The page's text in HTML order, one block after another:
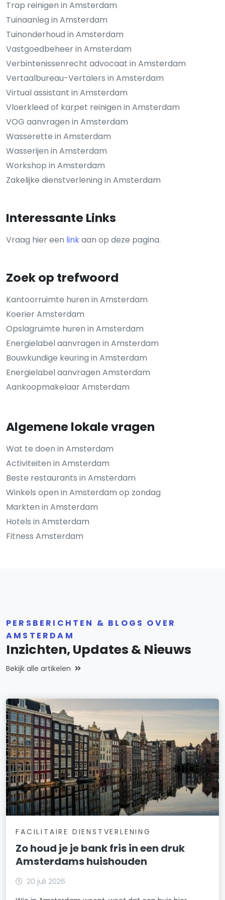
Trap reinigen in Amsterdam
Tuinaanleg in Amsterdam
Tuinonderhoud in Amsterdam
Vastgoedbeheer in Amsterdam
Verbintenissenrecht advocaat in Amsterdam
Vertaalbureau-Vertalers in Amsterdam
Virtual assistant in Amsterdam
Vloerkleed of karpet reinigen in Amsterdam
VOG aanvragen in Amsterdam
Wasserette in Amsterdam
Wasserijen in Amsterdam
Workshop in Amsterdam
Zakelijke dienstverlening in Amsterdam
Interessante Links
Vraag hier een linkaan op deze pagina.
Zoek op trefwoord
Kantoorruimte huren in Amsterdam
Koerier Amsterdam
Opslagruimte huren in Amsterdam
Energielabel aanvragen in Amsterdam
Bouwkundige keuring in Amsterdam
Energielabel aanvragen Amsterdam
Aankoopmakelaar Amsterdam
Algemene lokale vragen
Wat te doen in Amsterdam
Activiteiten in Amsterdam
Beste restaurants in Amsterdam
Winkels open in Amsterdam op zondag
Markten in Amsterdam
Hotels in Amsterdam
Fitness Amsterdam
PERSBERICHTEN & BLOGS OVER
AMSTERDAM
Inzichten, Updates & Nieuws
Bekijk alle artikelen
FACILITAIRE DIENSTVERLENING
Zo houd je je bank fris in een druk
Amsterdams huishouden
20 juli 2026